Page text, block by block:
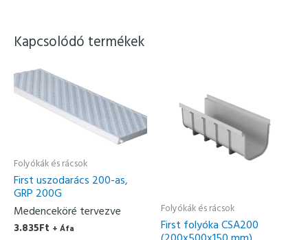
Kapcsolódó termékek
Folyókák és rácsok
First uszodarács 200-as,
GRP 200G
Medenceköré tervezve
3.835Ft + Áfa
Folyókák és rácsok
First folyóka CSA200